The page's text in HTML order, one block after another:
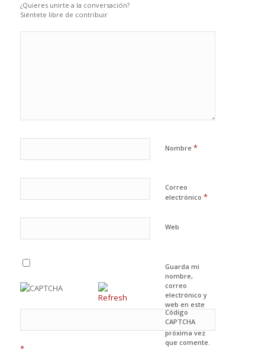
¿Quieres unirte a la conversación?
Siéntete libre de contribuir
Nombre *
Correo
electrónico *
Web
Guarda mi
nombre,
correo
electrónico y
web en este
navegador
para la
próxima vez
que comente.
Código
CAPTCHA
*